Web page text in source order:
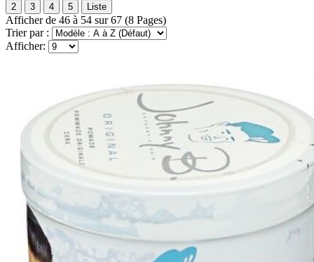
2 3 4 5 Liste
Afficher de 46 à 54 sur 67 (8 Pages)
Trier par :
Afficher: